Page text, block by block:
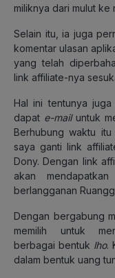
miliknya dari mulut ke
Selain itu, ia juga
komentar ulasan
yang telah
link affiliate-nya
Hal ini tentunya
dapat e-mailuntuk
Berhubung waktu
saya ganti link
Dony. Dengan link
akan
berlangganan
Dengan bergabung
memilih untuk
berbagai bentuk lho.
dalam bentuk uang